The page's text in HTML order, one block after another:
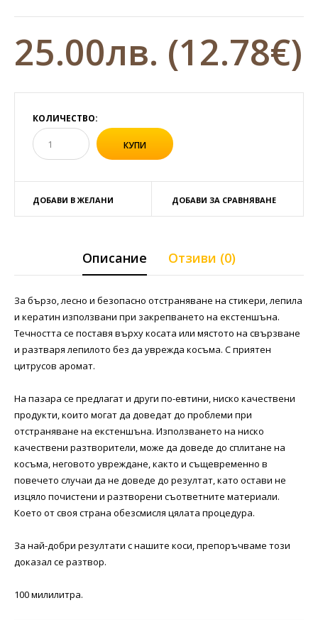
25.00лв. (12.78€)
КОЛИЧЕСТВО:
ДОБАВИ В ЖЕЛАНИ ДОБАВИ ЗА СРАВНЯВАНЕ
Описание Отзиви (0)
За бързо, лесно и безопасно отстраняване на стикери, лепила
и кератин използвани при закрепването на екстеншъна.
Течността се поставя върху косата или мястото на свързване
и разтваря лепилото без да уврежда косъма. С приятен
цитрусов аромат.
На пазара се предлагат и други по-евтини, ниско качествени
продукти, които могат да доведат до проблеми при
отстраняване на екстеншъна. Използването на ниско
качествени разтворители, може да доведе до сплитане на
косъма, неговото увреждане, както и същевременно в
повечето случаи да не доведе до резултат, като остави не
изцяло почистени и разтворени съответните материали.
Което от своя страна обезсмисля цялата процедура.
За най-добри резултати с нашите коси, препоръчваме този
доказал се разтвор.
100 милилитра.